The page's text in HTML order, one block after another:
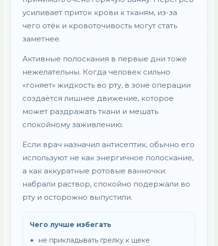
усиливает приток крови к тканям, из-за
чего отёк и кровоточивость могут стать
заметнее.
Активные полоскания в первые дни тоже
нежелательны. Когда человек сильно
«гоняет» жидкость во рту, в зоне операции
создаётся лишнее движение, которое
может раздражать ткани и мешать
спокойному заживлению.
Если врач назначил антисептик, обычно его
используют не как энергичное полоскание,
а как аккуратные ротовые ванночки:
набрали раствор, спокойно подержали во
рту и осторожно выпустили.
Чего лучше избегать
не прикладывать грелку к щеке